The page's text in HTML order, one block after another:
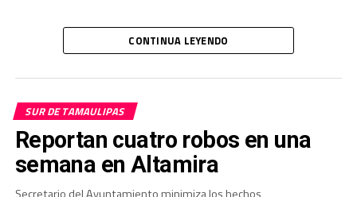
Señaló que la indicación del comisionado estatal, doctor
Mario Rubio Orcádiz, es fortalecer el acompañamiento a
con los requisitos antes de aplicar medidas correctivas.
CONTINUA LEYENDO
SUR DE TAMAULIPAS
Reportan cuatro robos en una
semana en Altamira